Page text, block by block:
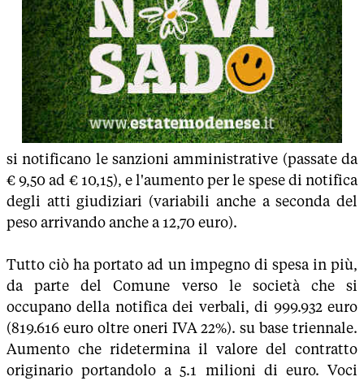
si notificano le sanzioni amministrative (passate da
€ 9,50 ad € 10,15), e l'aumento per le spese di notifica
degli atti giudiziari (variabili anche a seconda del
peso arrivando anche a 12,70 euro).
Tutto ciò ha portato ad un impegno di spesa in più,
da parte del Comune verso le società che si
occupano della notifica dei verbali, di 999.932 euro
(819.616 euro oltre oneri IVA 22%). su base triennale.
Aumento che ridetermina il valore del contratto
originario portandolo a 5.1 milioni di euro. Voci